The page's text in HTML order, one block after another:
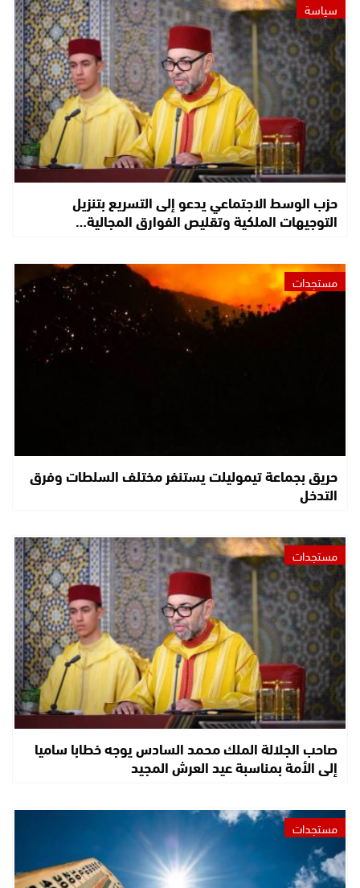
سياسة
حزب الوسط الاجتماعي يدعو إلى التسريع بتنزيل
التوجيهات الملكية وتقليص الفوارق المجالية…
مستجدات
حريق بجماعة تيموليلت يستنفر مختلف السلطات وفرق
التدخل
مستجدات
صاحب الجلالة الملك محمد السادس يوجه خطابا ساميا
إلى الأمة بمناسبة عيد العرش المجيد
مستجدات